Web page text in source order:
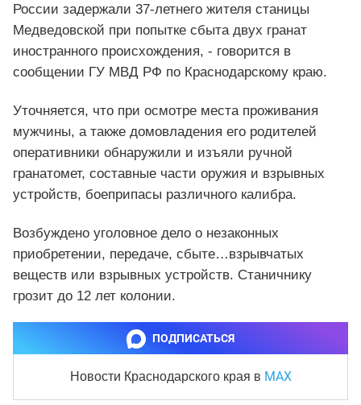
России задержали 37-летнего жителя станицы
Медведовской при попытке сбыта двух гранат
иностранного происхождения, - говорится в
сообщении ГУ МВД РФ по Краснодарскому краю.
Уточняется, что при осмотре места проживания
мужчины, а также домовладения его родителей
оперативники обнаружили и изъяли ручной
гранатомет, составные части оружия и взрывных
устройств, боеприпасы различного калибра.
Возбуждено уголовное дело о незаконных
приобретении, передаче, сбыте…взрывчатых
веществ или взрывных устройств. Станичнику
грозит до 12 лет колонии.
ПОДПИСАТЬСЯ
Новости Краснодарского края в MAX